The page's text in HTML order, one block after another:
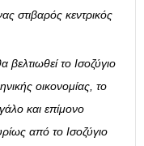
στιβαρός κεντρικός
το Ισοζύγιο
οικονομίας, το
και επίμονο
από το Ισοζύγιο